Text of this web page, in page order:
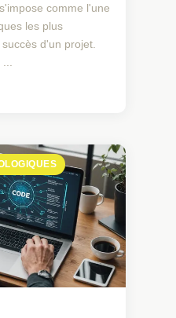
comme l'une
les plus
d'un projet.